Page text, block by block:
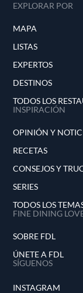
EXPLORAR POR
MAPA
LISTAS
EXPERTOS
DESTINOS
TODOS LOS
INSPIRACIÓN
OPINIÓN Y
RECETAS
CONSEJOS Y
SERIES
TODOS LOS
FINE DINING
SOBRE FDL
ÚNETE A FDL
SÍGUENOS
INSTAGRAM